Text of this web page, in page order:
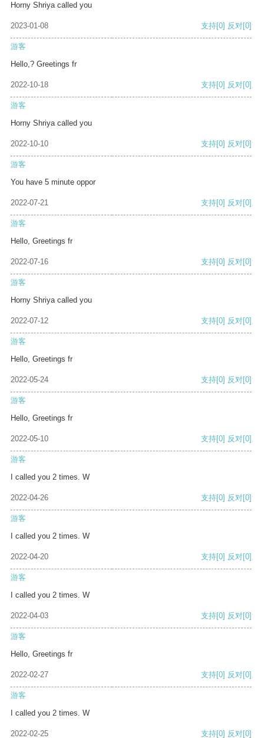
Horny Shriya called you
2023-01-08 支持[0] 反对[0]
游客
Hello,? Greetings fr
2022-10-18 支持[0] 反对[0]
游客
Horny Shriya called you
2022-10-10 支持[0] 反对[0]
游客
You have 5 minute oppor
2022-07-21 支持[0] 反对[0]
游客
Hello, Greetings fr
2022-07-16 支持[0] 反对[0]
游客
Horny Shriya called you
2022-07-12 支持[0] 反对[0]
游客
Hello, Greetings fr
2022-05-24 支持[0] 反对[0]
游客
Hello, Greetings fr
2022-05-10 支持[0] 反对[0]
游客
I called you 2 times. W
2022-04-26 支持[0] 反对[0]
游客
I called you 2 times. W
2022-04-20 支持[0] 反对[0]
游客
I called you 2 times. W
2022-04-03 支持[0] 反对[0]
游客
Hello, Greetings fr
2022-02-27 支持[0] 反对[0]
游客
I called you 2 times. W
2022-02-25 支持[0] 反对[0]